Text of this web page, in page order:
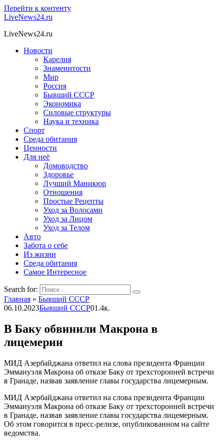
Перейти к контенту
LiveNews24.ru
LiveNews24.ru
Новости
Карелия
Знаменитости
Мир
Россия
Бывший СССР
Экономика
Силовые структуры
Наука и техника
Спорт
Среда обитания
Ценности
Для неё
Домоводство
Здоровье
Лучший Маникюр
Отношения
Простые Рецепты
Уход за Волосами
Уход за Лицом
Уход за Телом
Авто
Забота о себе
Из жизни
Среда обитания
Самое Интересное
Search for:
Главная » Бывший СССР
06.10.2023Бывший СССР01.4к.
В Баку обвинили Макрона в
лицемерии
МИД Азербайджана ответил на слова президента Франции
Эммануэля Макрона об отказе Баку от трехсторонней встречи
в Гранаде, назвав заявление главы государства лицемерным.
МИД Азербайджана ответил на слова президента Франции
Эммануэля Макрона об отказе Баку от трехсторонней встречи
в Гранаде, назвав заявление главы государства лицемерным.
Об этом говорится в пресс-релизе, опубликованном на сайте
ведомства.